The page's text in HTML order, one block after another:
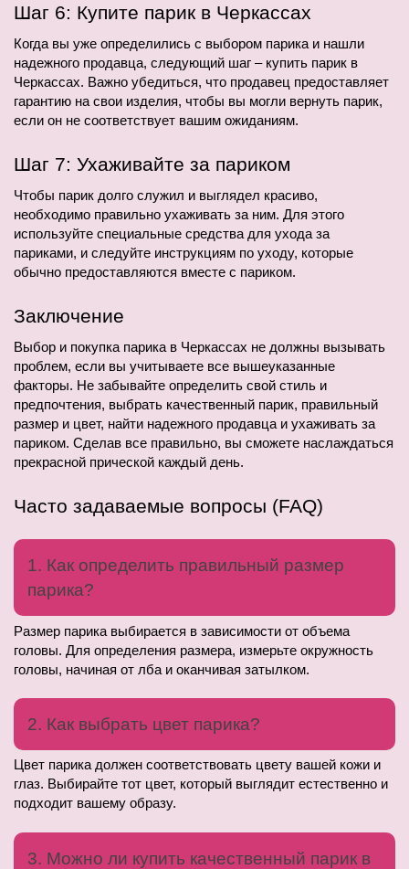
Шаг 6: Купите парик в Черкассах
Когда вы уже определились с выбором парика и нашли
надежного продавца, следующий шаг – купить парик в
Черкассах. Важно убедиться, что продавец предоставляет
гарантию на свои изделия, чтобы вы могли вернуть парик,
если он не соответствует вашим ожиданиям.
Шаг 7: Ухаживайте за париком
Чтобы парик долго служил и выглядел красиво,
необходимо правильно ухаживать за ним. Для этого
используйте специальные средства для ухода за
париками, и следуйте инструкциям по уходу, которые
обычно предоставляются вместе с париком.
Заключение
Выбор и покупка парика в Черкассах не должны вызывать
проблем, если вы учитываете все вышеуказанные
факторы. Не забывайте определить свой стиль и
предпочтения, выбрать качественный парик, правильный
размер и цвет, найти надежного продавца и ухаживать за
париком. Сделав все правильно, вы сможете наслаждаться
прекрасной прической каждый день.
Часто задаваемые вопросы (FAQ)
1. Как определить правильный размер
парика?
Размер парика выбирается в зависимости от объема
головы. Для определения размера, измерьте окружность
головы, начиная от лба и оканчивая затылком.
2. Как выбрать цвет парика?
Цвет парика должен соответствовать цвету вашей кожи и
глаз. Выбирайте тот цвет, который выглядит естественно и
подходит вашему образу.
3. Можно ли купить качественный парик в